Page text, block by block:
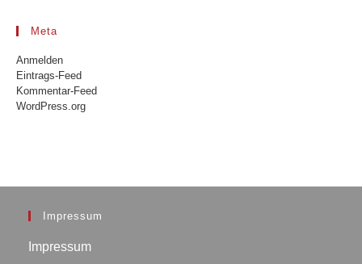
Meta
Anmelden
Eintrags-Feed
Kommentar-Feed
WordPress.org
Impressum
Impressum